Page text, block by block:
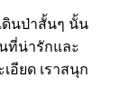
ดินป่าสั้นๆ นั้น
ที่น่ารักและ
อียด เราสนุก